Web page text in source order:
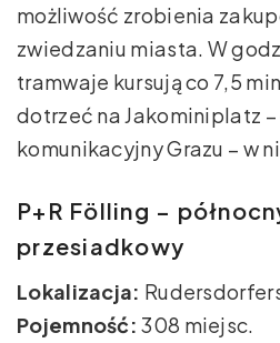
możliwość zrobienia
zwiedzaniu miasta. W
tramwaje kursują co 7,5
dotrzeć na Jakominiplatz –
komunikacyjny Grazu – w
P+R Fölling –
przesiadkowy
Lokalizacja:
Pojemność: 308 miejsc.